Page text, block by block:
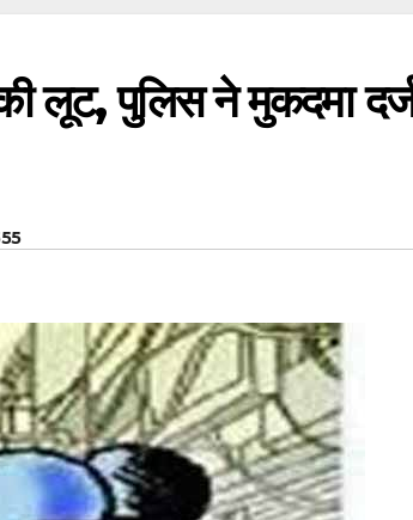
लूट, पुलिस ने मुकदमा